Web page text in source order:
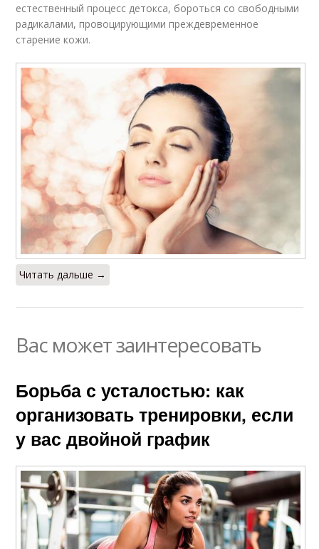
естественный процесс детокса, бороться со свободными
радикалами, провоцирующими преждевременное
старение кожи.
Читать дальше →
Вас может заинтересовать
Борьба с усталостью: как
организовать тренировки, если
у вас двойной график